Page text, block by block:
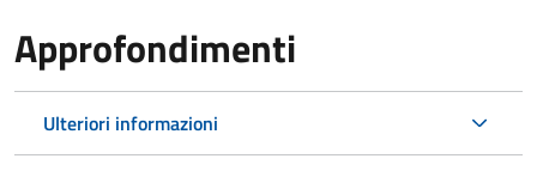
Approfondimenti
Ulteriori informazioni